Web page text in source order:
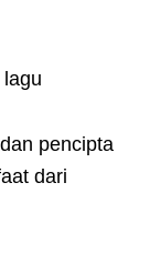
pencipta
dari